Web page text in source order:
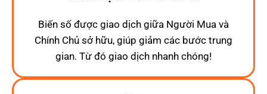
Biến số được giao dịch giữa Người Mua và
Chính Chủ sở hữu, giúp giảm các bước trung
gian. Từ đó giao dịch nhanh chóng!